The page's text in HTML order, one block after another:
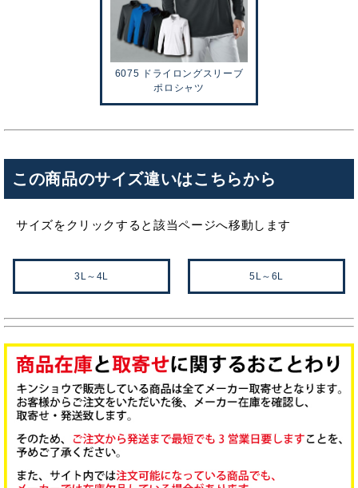
6075 ドライロングスリーブ
ポロシャツ
この商品のサイズ違いはこちらから
サイズをクリックすると該当ページへ移動します
3L～4L 5L～6L